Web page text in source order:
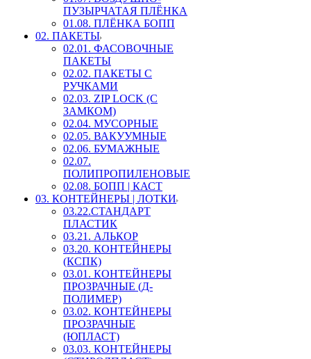
ПУЗЫРЧАТАЯ ПЛЁНКА
01.08. ПЛЁНКА БОПП
02. ПАКЕТЫ
02.01. ФАСОВОЧНЫЕ
ПАКЕТЫ
02.02. ПАКЕТЫ С
РУЧКАМИ
02.03. ZIP LOСK (С
ЗАМКОМ)
02.04. МУСОРНЫЕ
02.05. ВАКУУМНЫЕ
02.06. БУМАЖНЫЕ
02.07.
ПОЛИПРОПИЛЕНОВЫЕ
02.08. БОПП | КАСТ
03. КОНТЕЙНЕРЫ | ЛОТКИ
03.22.СТАНДАРТ
ПЛАСТИК
03.21. АЛЬКОР
03.20. КОНТЕЙНЕРЫ
(КСПК)
03.01. КОНТЕЙНЕРЫ
ПРОЗРАЧНЫЕ (Д-
ПОЛИМЕР)
03.02. КОНТЕЙНЕРЫ
ПРОЗРАЧНЫЕ
(ЮПЛАСТ)
03.03. КОНТЕЙНЕРЫ